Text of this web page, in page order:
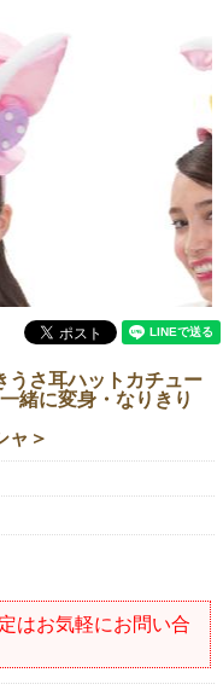
うさ耳ハットカチュー
緒に変身・なりきり
ャ＞
はお気軽にお問い合
ングインフォメーション
送料
換
測り方
ご質問
を見る
レター購読
ジログイン
わせ
付時間：月～金10:00~16:00 ※祝日除く